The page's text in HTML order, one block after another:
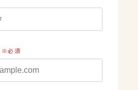
※必須